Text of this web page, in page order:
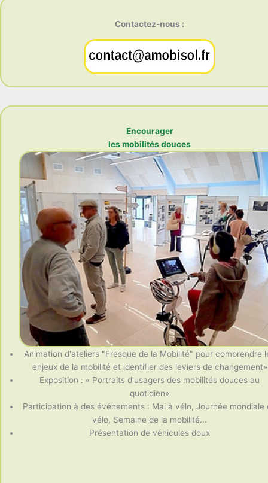
Contactez-nous :
Encourager
les mobilités douces
Animation d'ateliers "Fresque de la Mobilité" pour comprendre
enjeux de la mobilité et identifier des leviers de changement»
Exposition : « Portraits d'usagers des mobilités douces au
quotidien»
Participation à des événements : Mai à vélo, Journée mondiale
vélo, Semaine de la mobilité...
Présentation de véhicules doux